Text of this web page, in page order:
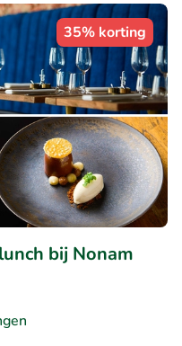
35% korting
bij Nonam